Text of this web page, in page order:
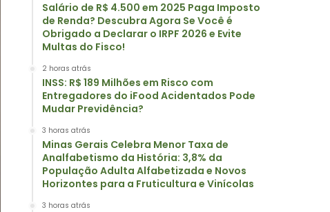
Salário de R$ 4.500 em 2025 Paga Imposto
de Renda? Descubra Agora Se Você é
Obrigado a Declarar o IRPF 2026 e Evite
Multas do Fisco!
2 horas atrás
INSS: R$ 189 Milhões em Risco com
Entregadores do iFood Acidentados Pode
Mudar Previdência?
3 horas atrás
Minas Gerais Celebra Menor Taxa de
Analfabetismo da História: 3,8% da
População Adulta Alfabetizada e Novos
Horizontes para a Fruticultura e Vinícolas
3 horas atrás